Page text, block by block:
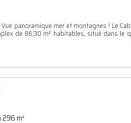
: Vue panoramique mer et montagnes ! Le
de 86,30 m² habitables, situé dans le
m²